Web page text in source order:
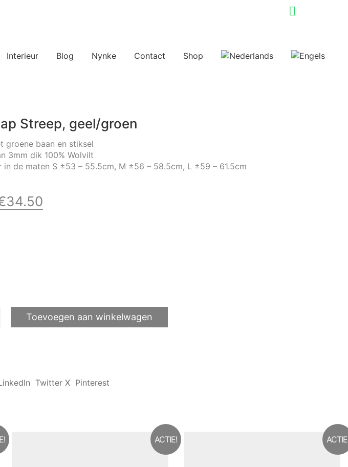
Interieur Blog Nynke Contact Shop
Streep, geel/groen
groene baan en stiksel
3mm dik 100% Wolvilt
in de maten S ±53 – 55.5cm, M ±56 – 58.5cm, L ±59 – 61.5cm
34.50
Toevoegen aan winkelwagen
Twitter X Pinterest
ACTIE!